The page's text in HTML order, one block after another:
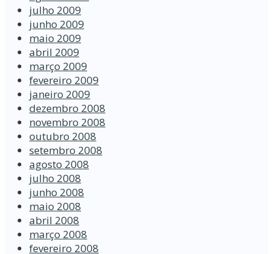
julho 2009
junho 2009
maio 2009
abril 2009
março 2009
fevereiro 2009
janeiro 2009
dezembro 2008
novembro 2008
outubro 2008
setembro 2008
agosto 2008
julho 2008
junho 2008
maio 2008
abril 2008
março 2008
fevereiro 2008